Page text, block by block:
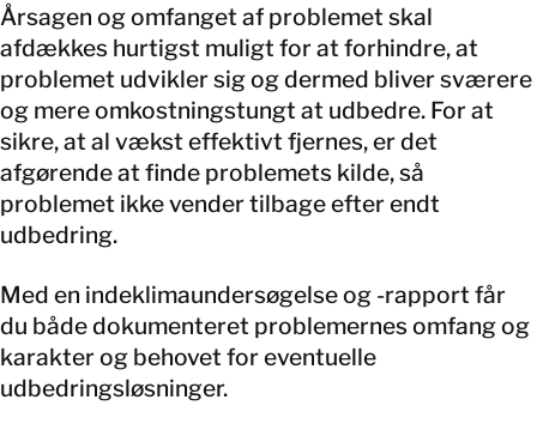
Årsagen og omfanget af problemet skal
afdækkes hurtigst muligt for at forhindre, at
problemet udvikler sig og dermed bliver sværere
og mere omkostningstungt at udbedre. For at
sikre, at al vækst effektivt fjernes, er det
afgørende at finde problemets kilde, så
problemet ikke vender tilbage efter endt
udbedring.
Med en indeklimaundersøgelse og -rapport får
du både dokumenteret problemernes omfang og
karakter og behovet for eventuelle
udbedringsløsninger.